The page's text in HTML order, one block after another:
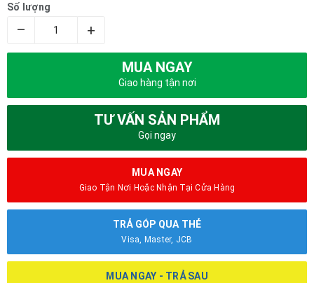
Số lượng
– +
MUA NGAY
Giao hàng tận nơi
TƯ VẤN SẢN PHẨM
Gọi ngay
MUA NGAY
Giao Tận Nơi Hoặc Nhận Tại Cửa Hàng
TRẢ GÓP QUA THẺ
Visa, Master, JCB
MUA NGAY - TRẢ SAU